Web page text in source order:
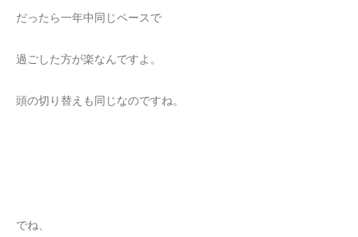
だったら一年中同じペースで
過ごした方が楽なんですよ。
頭の切り替えも同じなのですね。
でね、